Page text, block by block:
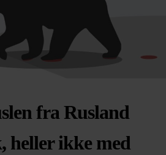
fra Rusland
heller ikke med